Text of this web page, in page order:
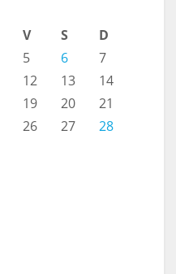
V S
D
5 6
7
12 13
14
19 20
21
26 27
28